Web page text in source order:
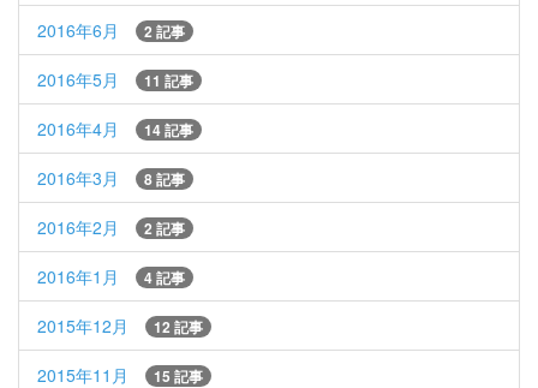
2016年6月 2 記事
2016年5月 11 記事
2016年4月 14 記事
2016年3月 8 記事
2016年2月 2 記事
2016年1月 4 記事
2015年12月 12 記事
2015年11月 15 記事